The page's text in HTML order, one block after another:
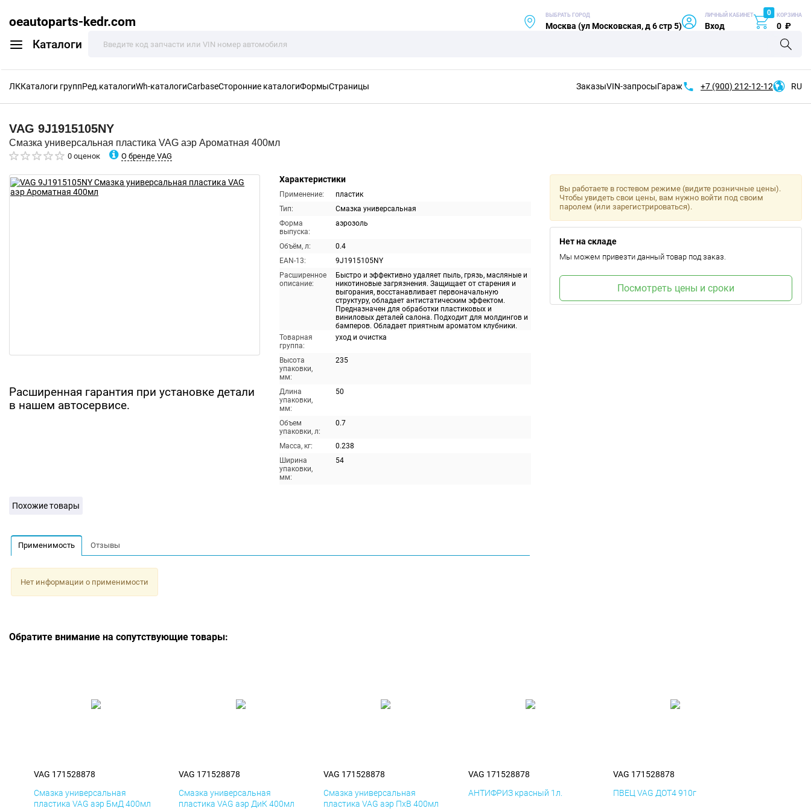
oeautoparts-kedr.com
Каталоги
ВЫБРАТЬ ГОРОД
Москва (ул Московская, д 6 стр 5)
ЛИЧНЫЙ КАБИНЕТ
Вход
0 КОРЗИНА
0 ₽
ЛККаталоги группРед.каталогиWh-каталогиCarbaseСторонние каталогиФормыСтраницы ЗаказыVIN-запросыГараж +7 (900) 212-12-12 RU
VAG 9J1915105NY
Смазка универсальная пластика VAG аэр Ароматная 400мл
0 оценок О бренде VAG
Расширенная гарантия при установке детали
в нашем автосервисе.
Характеристики
Применение:
пластик
Тип:
Смазка универсальная
Форма
выпуска:
аэрозоль
Объём, л:
0.4
EAN-13:
9J1915105NY
Расширенное
описание:
Быстро и эффективно удаляет пыль, грязь, масляные и
никотиновые загрязнения. Защищает от старения и
выгорания, восстанавливает первоначальную
структуру, обладает антистатическим эффектом.
Предназначен для обработки пластиковых и
виниловых деталей салона. Подходит для молдингов и
бамперов. Обладает приятным ароматом клубники.
Товарная
группа:
уход и очистка
Высота
упаковки,
мм:
235
Длина
упаковки,
мм:
50
Объем
упаковки, л:
0.7
Масса, кг:
0.238
Ширина
упаковки,
мм:
54
Вы работаете в гостевом режиме (видите розничные цены).
Чтобы увидеть свои цены, вам нужно войти под своим
паролем (или зарегистрироваться).
Нет на складе
Мы можем привезти данный товар под заказ.
Посмотреть цены и сроки
Похожие товары
Применимость Отзывы
Нет информации о применимости
Обратите внимание на сопутствующие товары:
VAG 171528878
Смазка универсальная
пластика VAG аэр БмД 400мл
VAG 171528878
Смазка универсальная
пластика VAG аэр ДиК 400мл
VAG 171528878
Смазка универсальная
пластика VAG аэр ПхВ 400мл
VAG 171528878
АНТИФРИЗ красный 1л.
VAG 171528878
ПВЕЦ VAG ДОТ4 910г